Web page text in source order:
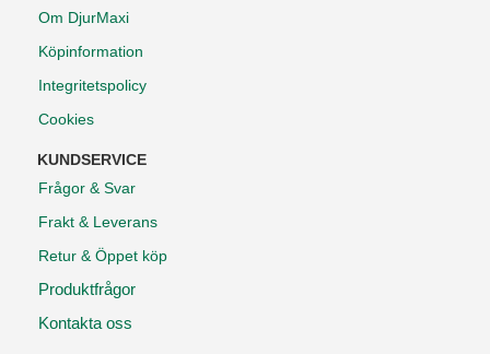
Om DjurMaxi
Köpinformation
Integritetspolicy
Cookies
KUNDSERVICE
Frågor & Svar
Frakt & Leverans
Retur & Öppet köp
Produktfrågor
Kontakta oss